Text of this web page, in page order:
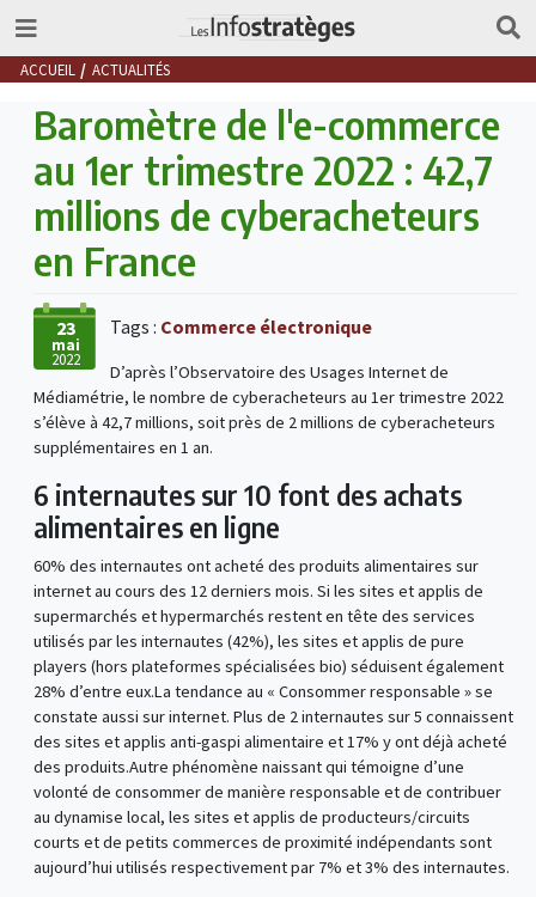
ACCUEIL ACTUALITÉS
Baromètre de l'e-commerce
au 1er trimestre 2022 : 42,7
millions de cyberacheteurs
en France
23
mai
2022
Tags : Commerce électronique
D’après l’Observatoire des Usages Internet de
Médiamétrie, le nombre de cyberacheteurs au 1er trimestre 2022
s’élève à 42,7 millions, soit près de 2 millions de cyberacheteurs
supplémentaires en 1 an.
6 internautes sur 10 font des achats
alimentaires en ligne
60% des internautes ont acheté des produits alimentaires sur
internet au cours des 12 derniers mois. Si les sites et applis de
supermarchés et hypermarchés restent en tête des services
utilisés par les internautes (42%), les sites et applis de pure
players (hors plateformes spécialisées bio) séduisent également
28% d’entre eux.La tendance au « Consommer responsable » se
constate aussi sur internet. Plus de 2 internautes sur 5 connaissent
des sites et applis anti-gaspi alimentaire et 17% y ont déjà acheté
des produits.Autre phénomène naissant qui témoigne d’une
volonté de consommer de manière responsable et de contribuer
au dynamise local, les sites et applis de producteurs/circuits
courts et de petits commerces de proximité indépendants sont
aujourd’hui utilisés respectivement par 7% et 3% des internautes.